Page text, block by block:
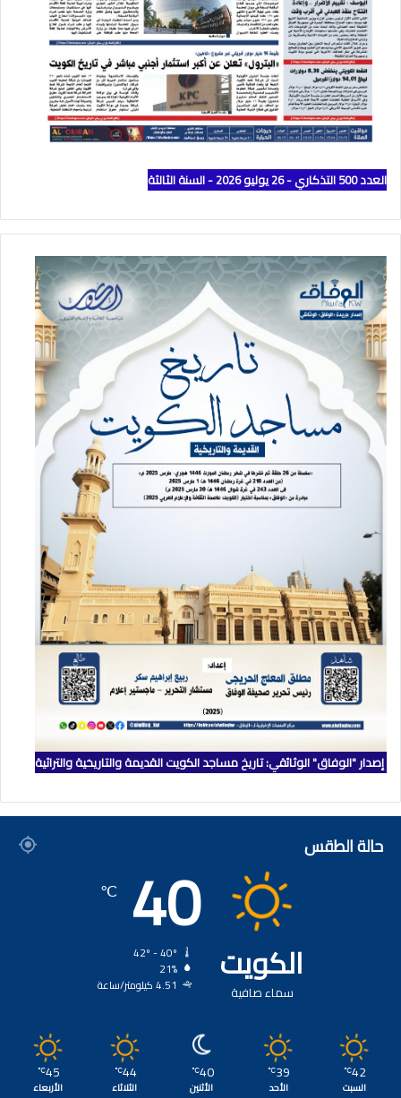
العدد 500 التذكاري - 26 يوليو 2026 - السنة الثالثة
إصدار "الوفاق" الوثائقي: تاريخ مساجد الكويت القديمة والتاريخية والتراثية
حالة الطقس
الكويت
سماء صافية
40
℃
21%
4.51 كيلومتر/ساعة
42
℃
السبت
39
℃
الأحد
40
℃
الأثنين
44
℃
الثلاثاء
45
℃
الأربعاء